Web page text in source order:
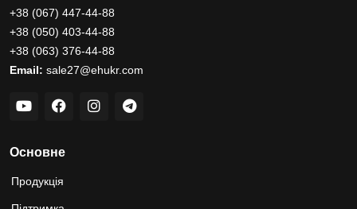
+38 (067) 447-44-88
+38 (050) 403-44-88
+38 (063) 376-44-88
Email: sale27@ehukr.com
Основне
Продукція